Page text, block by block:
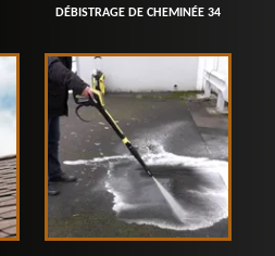
DÉBISTRAGE DE CHEMINÉE 34